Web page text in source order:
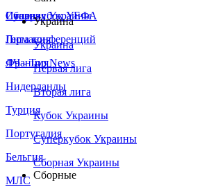
Сборная Украины
Италия
Германия
Франция
Нидерланды
Турция
Португалия
Бельгия
МЛС
Суперкубок УЕФА
Лига конференций
ЛЧ - Top News
Украина
Украина
Первая лига
Вторая лига
Кубок Украины
Суперкубок Украины
Сборная Украины
Сборные